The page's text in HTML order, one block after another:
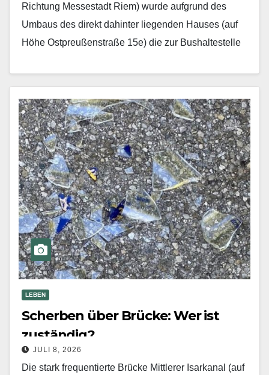
Richtung Messestadt Riem) wurde aufgrund des
Umbaus des direkt dahinter liegenden Hauses (auf
Höhe Ostpreußenstraße 15e) die zur Bushaltestelle
Mehr erfahren
LEBEN
Scherben über Brücke: Wer ist
zuständig?
JULI 8, 2026
Die stark frequentierte Brücke Mittlerer Isarkanal (auf